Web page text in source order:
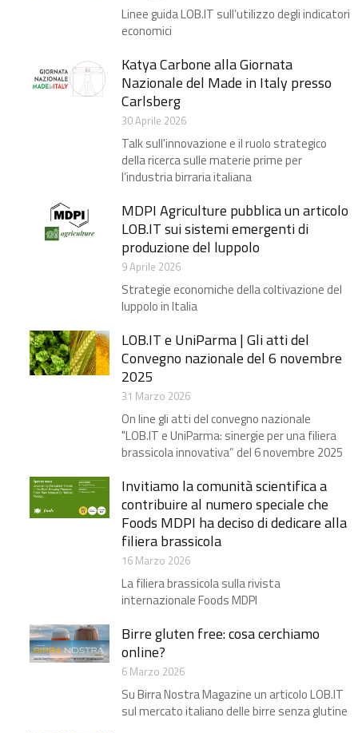
Linee guida LOB.IT sull’utilizzo degli indicatori
economici
Katya Carbone alla Giornata
Nazionale del Made in Italy presso
Carlsberg​
30 Aprile 2026
Talk sull'innovazione e il ruolo strategico
della ricerca sulle materie prime per
l’industria birraria italiana
MDPI Agriculture pubblica un articolo
LOB.IT sui sistemi emergenti di
produzione del luppolo
9 Aprile 2026
Strategie economiche della coltivazione del
luppolo in Italia
LOB.IT e UniParma | Gli atti del
Convegno nazionale del 6 novembre
2025
31 Marzo 2026
On line gli atti del convegno nazionale
"LOB.IT e UniParma: sinergie per una filiera
brassicola innovativa” del 6 novembre 2025
Invitiamo la comunità scientifica a
contribuire al numero speciale che
Foods MDPI ha deciso di dedicare alla
filiera brassicola
16 Marzo 2026
La filiera brassicola sulla rivista
internazionale Foods MDPI
Birre gluten free: cosa cerchiamo
online?
6 Marzo 2026
Su Birra Nostra Magazine un articolo LOB.IT
sul mercato italiano delle birre senza glutine